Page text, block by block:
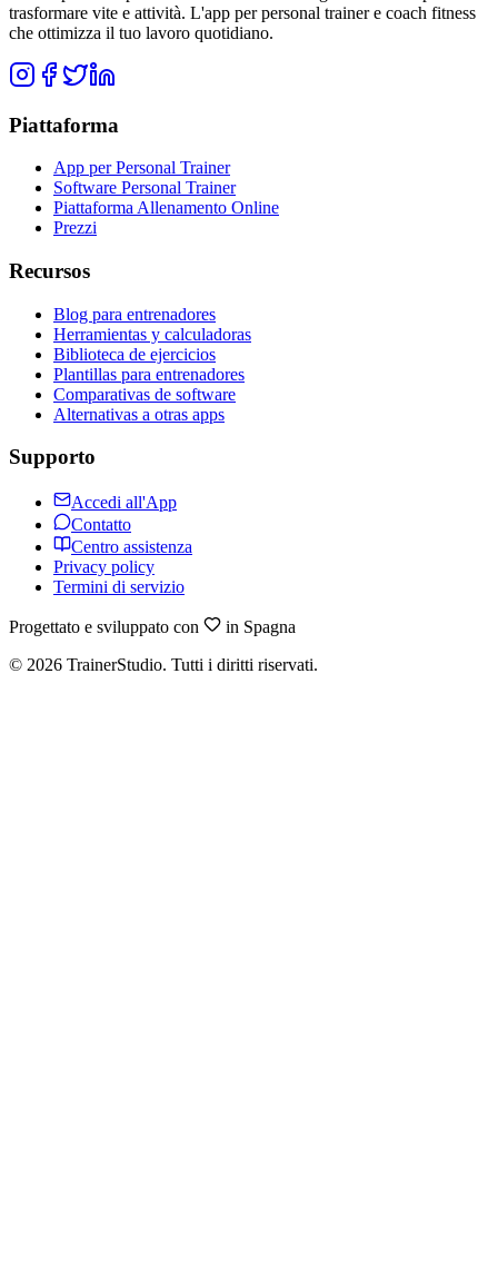
trasformare vite e attività. L'app per personal trainer e coach fitness
che ottimizza il tuo lavoro quotidiano.
Piattaforma
App per Personal Trainer
Software Personal Trainer
Piattaforma Allenamento Online
Prezzi
Recursos
Blog para entrenadores
Herramientas y calculadoras
Biblioteca de ejercicios
Plantillas para entrenadores
Comparativas de software
Alternativas a otras apps
Supporto
Accedi all'App
Contatto
Centro assistenza
Privacy policy
Termini di servizio
Progettato e sviluppato con
in Spagna
© 2026 TrainerStudio. Tutti i diritti riservati.